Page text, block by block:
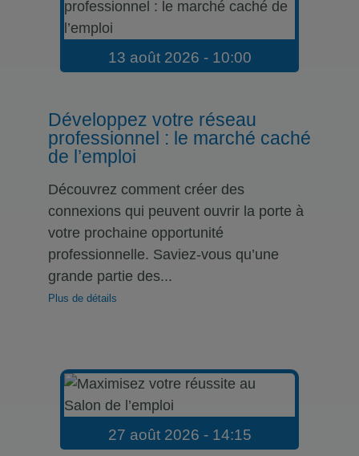
13 août 2026 - 10:00
Développez votre réseau
professionnel : le marché caché
de l’emploi
Découvrez comment créer des
connexions qui peuvent ouvrir la porte à
votre prochaine opportunité
professionnelle. Saviez-vous qu’une
grande partie des...
Plus de détails
27 août 2026 - 14:15